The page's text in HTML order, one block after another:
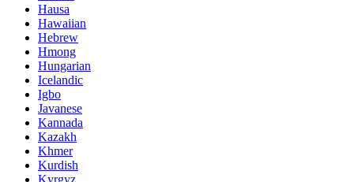
Hausa
Hawaiian
Hebrew
Hmong
Hungarian
Icelandic
Igbo
Javanese
Kannada
Kazakh
Khmer
Kurdish
Kyrgyz